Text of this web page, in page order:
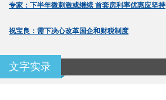
专家：下半年微刺激或继续 首套房利率优惠应坚持
祝宝良：需下决心改革国企和财税制度
文字实录